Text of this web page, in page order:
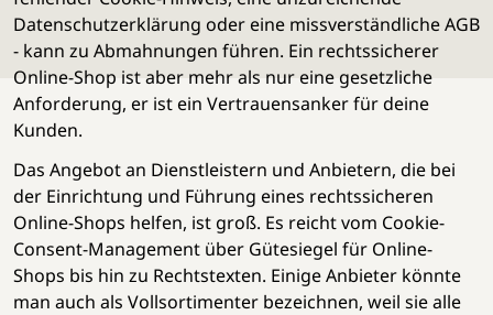
Datenschutzerklärung oder eine missverständliche AGB
- kann zu Abmahnungen führen. Ein rechtssicherer
Online-Shop ist aber mehr als nur eine gesetzliche
Anforderung, er ist ein Vertrauensanker für deine
Kunden.
Das Angebot an Dienstleistern und Anbietern, die bei
der Einrichtung und Führung eines rechtssicheren
Online-Shops helfen, ist groß. Es reicht vom Cookie-
Consent-Management über Gütesiegel für Online-
Shops bis hin zu Rechtstexten. Einige Anbieter könnte
man auch als Vollsortimenter bezeichnen, weil sie alle